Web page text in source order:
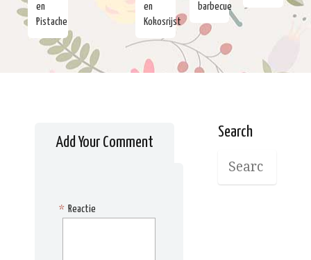
en
Pistache
en
Kokosrijst
barbecue
Add Your Comment
Reactie
*
Search